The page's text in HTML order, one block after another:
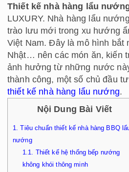
Thiết kế nhà hàng lẩu
LUXURY. Nhà hàng lẩu
trào lưu mới trong xu hướng
Việt Nam. Đây là mô hình bắt
Nhật… nên các món ăn, kiến
ảnh hưởng từ những nước
thành công, một số chủ đầu
thiết kế nhà hàng lẩu nướng.
Nội Dung Bài Viết
1.
Tiêu chuẩn thiết kế nhà hàng BBQ
nướng
1.1.
Thiết kế hệ thống bếp nướng
không khói thông minh